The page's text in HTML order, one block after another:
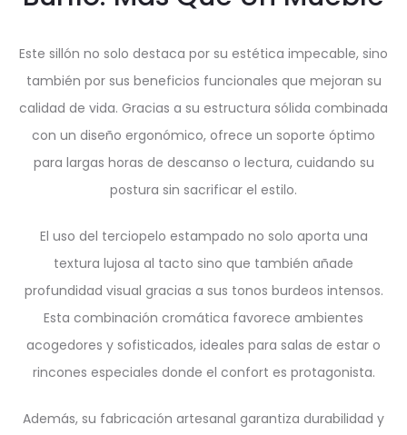
Este sillón no solo destaca por su estética impecable, sino
también por sus beneficios funcionales que mejoran su
calidad de vida. Gracias a su estructura sólida combinada
con un diseño ergonómico, ofrece un soporte óptimo
para largas horas de descanso o lectura, cuidando su
postura sin sacrificar el estilo.
El uso del terciopelo estampado no solo aporta una
textura lujosa al tacto sino que también añade
profundidad visual gracias a sus tonos burdeos intensos.
Esta combinación cromática favorece ambientes
acogedores y sofisticados, ideales para salas de estar o
rincones especiales donde el confort es protagonista.
Además, su fabricación artesanal garantiza durabilidad y